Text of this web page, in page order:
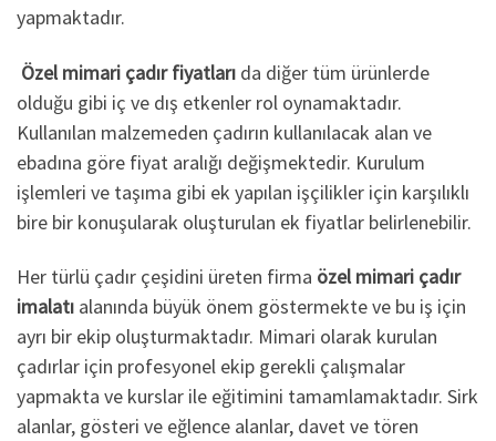
yapmaktadır.
Özel mimari çadır fiyatları da diğer tüm ürünlerde
olduğu gibi iç ve dış etkenler rol oynamaktadır.
Kullanılan malzemeden çadırın kullanılacak alan ve
ebadına göre fiyat aralığı değişmektedir. Kurulum
işlemleri ve taşıma gibi ek yapılan işçilikler için karşılıklı
bire bir konuşularak oluşturulan ek fiyatlar belirlenebilir.
Her türlü çadır çeşidini üreten firma özel mimari çadır
imalatı alanında büyük önem göstermekte ve bu iş için
ayrı bir ekip oluşturmaktadır. Mimari olarak kurulan
çadırlar için profesyonel ekip gerekli çalışmalar
yapmakta ve kurslar ile eğitimini tamamlamaktadır. Sirk
alanlar, gösteri ve eğlence alanlar, davet ve tören